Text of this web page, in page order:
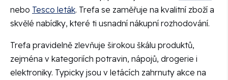
nebo Tesco leták. Trefa se zaměřuje na kvalitní zboží a
skvělé nabídky, které ti usnadní nákupní rozhodování.
Trefa pravidelně zlevňuje širokou škálu produktů,
zejména v kategoriích potravin, nápojů, drogerie i
elektroniky. Typicky jsou v letácích zahrnuty akce na